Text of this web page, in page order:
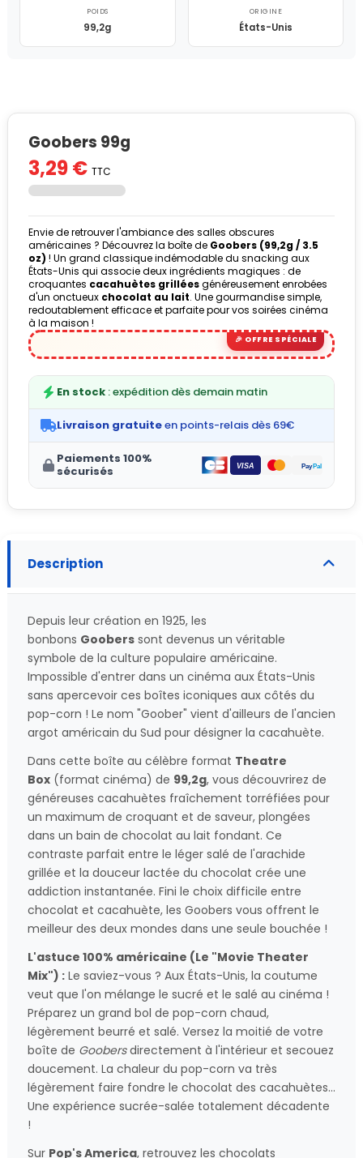
POIDS
99,2g
ORIGINE
États-Unis
Goobers 99g
3,29 € TTC
Envie de retrouver l'ambiance des salles obscures
américaines ? Découvrez la boîte de Goobers (99,2g / 3.5
oz) ! Un grand classique indémodable du snacking aux
États-Unis qui associe deux ingrédients magiques : de
croquantes cacahuètes grilléesgénéreusement enrobées
d'un onctueux chocolat au lait. Une gourmandise simple,
redoutablement efficace et parfaite pour vos soirées cinéma
à la maison !
En stock : expédition dès demain matin
Livraison gratuiteen points-relais dès 69€
Paiements 100%
sécurisés
Description
Depuis leur création en 1925, les
bonbons Goobers sont devenus un véritable
symbole de la culture populaire américaine.
Impossible d'entrer dans un cinéma aux États-Unis
sans apercevoir ces boîtes iconiques aux côtés du
pop-corn ! Le nom "Goober" vient d'ailleurs de l'ancien
argot américain du Sud pour désigner la cacahuète.
Dans cette boîte au célèbre format Theatre
Box (format cinéma) de 99,2g, vous découvrirez de
généreuses cacahuètes fraîchement torréfiées pour
un maximum de croquant et de saveur, plongées
dans un bain de chocolat au lait fondant. Ce
contraste parfait entre le léger salé de l'arachide
grillée et la douceur lactée du chocolat crée une
addiction instantanée. Fini le choix difficile entre
chocolat et cacahuète, les Goobers vous offrent le
meilleur des deux mondes dans une seule bouchée !
L'astuce 100% américaine (Le "Movie Theater
Mix") : Le saviez-vous ? Aux États-Unis, la coutume
veut que l'on mélange le sucré et le salé au cinéma !
Préparez un grand bol de pop-corn chaud,
légèrement beurré et salé. Versez la moitié de votre
boîte de Goobersdirectement à l'intérieur et secouez
doucement. La chaleur du pop-corn va très
légèrement faire fondre le chocolat des cacahuètes...
Une expérience sucrée-salée totalement décadente
!
Sur Pop's America, retrouvez les chocolats